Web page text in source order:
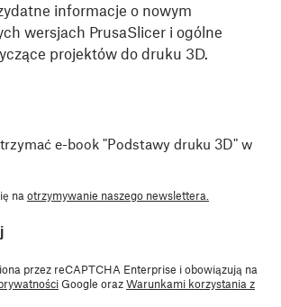
informacje o nowym
wersjach PrusaSlicer i ogólne
projektów do druku 3D.
e-book "Podstawy druku 3D" w
na otrzymywanie naszego newslettera.
przez reCAPTCHA Enterprise i obowiązują na
Google orazWarunkami korzystania z